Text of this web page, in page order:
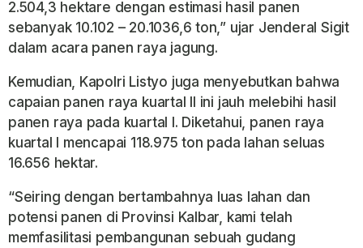
2.504,3 hektare dengan estimasi hasil panen
sebanyak 10.102 – 20.1036,6 ton,” ujar Jenderal Sigit
dalam acara panen raya jagung.
Kemudian, Kapolri Listyo juga menyebutkan bahwa
capaian panen raya kuartal II ini jauh melebihi hasil
panen raya pada kuartal I. Diketahui, panen raya
kuartal I mencapai 118.975 ton pada lahan seluas
16.656 hektar.
“Seiring dengan bertambahnya luas lahan dan
potensi panen di Provinsi Kalbar, kami telah
memfasilitasi pembangunan sebuah gudang